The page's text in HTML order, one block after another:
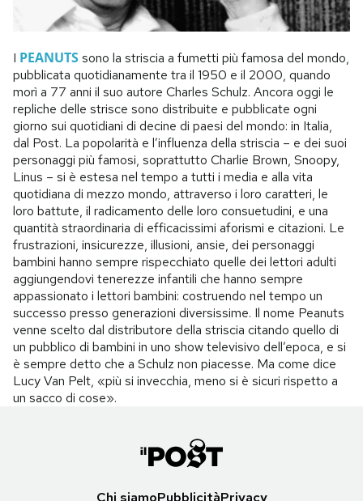
I PEANUTSsono la striscia a fumetti più famosa del mondo,
pubblicata quotidianamente tra il 1950 e il 2000, quando
morì a 77 anni il suo autore Charles Schulz. Ancora oggi le
repliche delle strisce sono distribuite e pubblicate ogni
giorno sui quotidiani di decine di paesi del mondo: in Italia,
dal Post. La popolarità e l’influenza della striscia – e dei suoi
personaggi più famosi, soprattutto Charlie Brown, Snoopy,
Linus – si è estesa nel tempo a tutti i media e alla vita
quotidiana di mezzo mondo, attraverso i loro caratteri, le
loro battute, il radicamento delle loro consuetudini, e una
quantità straordinaria di efficacissimi aforismi e citazioni. Le
frustrazioni, insicurezze, illusioni, ansie, dei personaggi
bambini hanno sempre rispecchiato quelle dei lettori adulti
aggiungendovi tenerezze infantili che hanno sempre
appassionato i lettori bambini: costruendo nel tempo un
successo presso generazioni diversissime. Il nome Peanuts
venne scelto dal distributore della striscia citando quello di
un pubblico di bambini in uno show televisivo dell’epoca, e si
è sempre detto che a Schulz non piacesse. Ma come dice
Lucy Van Pelt, «più si invecchia, meno si è sicuri rispetto a
un sacco di cose».
Chi siamoPubblicitàPrivacy